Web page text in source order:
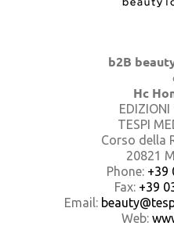
b2B
Hc
TESPI
Corso della
20821
Phone: +39
Fax: +39
Email:
Web: